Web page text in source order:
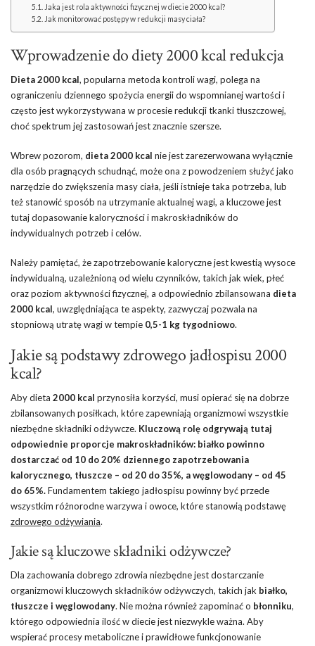
Jaka jest rola aktywności fizycznej w diecie 2000 kcal?
Jak monitorować postępy w redukcji masy ciała?
Wprowadzenie do diety 2000 kcal redukcja
Dieta 2000 kcal, popularna metoda kontroli wagi, polega na
ograniczeniu dziennego spożycia energii do wspomnianej wartości i
często jest wykorzystywana w procesie redukcji tkanki tłuszczowej,
choć spektrum jej zastosowań jest znacznie szersze.
Wbrew pozorom, dieta 2000 kcal nie jest zarezerwowana wyłącznie
dla osób pragnących schudnąć, może ona z powodzeniem służyć jako
narzędzie do zwiększenia masy ciała, jeśli istnieje taka potrzeba, lub
też stanowić sposób na utrzymanie aktualnej wagi, a kluczowe jest
tutaj dopasowanie kaloryczności i makroskładników do
indywidualnych potrzeb i celów.
Należy pamiętać, że zapotrzebowanie kaloryczne jest kwestią wysoce
indywidualną, uzależnioną od wielu czynników, takich jak wiek, płeć
oraz poziom aktywności fizycznej, a odpowiednio zbilansowana dieta
2000 kcal, uwzględniająca te aspekty, zazwyczaj pozwala na
stopniową utratę wagi w tempie 0,5-1 kg tygodniowo.
Jakie są podstawy zdrowego jadłospisu 2000
kcal?
Aby dieta 2000 kcal przynosiła korzyści, musi opierać się na dobrze
zbilansowanych posiłkach, które zapewniają organizmowi wszystkie
niezbędne składniki odżywcze. Kluczową rolę odgrywają tutaj
odpowiednie proporcje makroskładników: białko powinno
dostarczać od 10 do 20% dziennego zapotrzebowania
kalorycznego, tłuszcze – od 20 do 35%, a węglowodany – od 45
do 65%.Fundamentem takiego jadłospisu powinny być przede
wszystkim różnorodne warzywa i owoce, które stanowią podstawę
zdrowego odżywiania.
Jakie są kluczowe składniki odżywcze?
Dla zachowania dobrego zdrowia niezbędne jest dostarczanie
organizmowi kluczowych składników odżywczych, takich jak białko,
tłuszcze i węglowodany. Nie można również zapominać o błonniku,
którego odpowiednia ilość w diecie jest niezwykle ważna. Aby
wspierać procesy metaboliczne i prawidłowe funkcjonowanie